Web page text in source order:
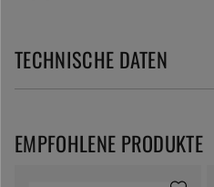
TECHNISCHE DATEN
EMPFOHLENE PRODUKTE